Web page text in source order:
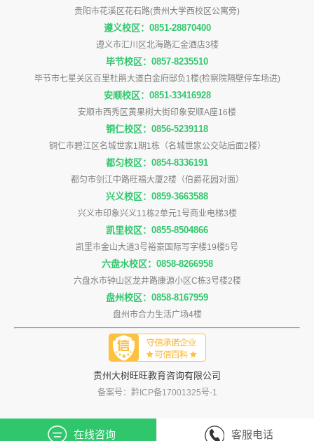
贵阳市花溪区花石路(贵州大学西校区公寓旁)
遵义校区：0851-28870400
遵义市汇川区北海路汇金酒店3楼
毕节校区：0857-8235510
毕节市七星关区百里杜鹃大道白金府邸负1楼(检察院隔壁停车场进)
安顺校区：0851-33416928
安顺市西秀区黄果树大街印象安顺A座16楼
铜仁校区：0856-5239118
铜仁市碧江区名城世家1期1栋（名城世家公交站后面2楼）
都匀校区：0854-8336191
都匀市剑江中路旺福大厦2楼（伯爵花园对面）
兴义校区：0859-3663588
兴义市印象兴义11栋2单元1号商业电梯3楼
凯里校区：0855-8504866
凯里市金山大道3号裕豪国际写字楼19楼5号
六盘水校区：0858-8266958
六盘水市钟山区龙井路康源小区C栋3号楼2楼
盘州校区：0858-8167959
盘州市合力生活广场4楼
贵州大树旺旺教育咨询有限公司
备案号：黔ICP备17001325号-1
在线咨询 客服电话